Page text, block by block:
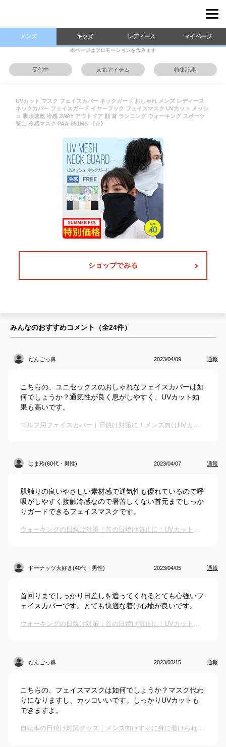
メンズ キッズ レディース マイページ
本ページはプロモーションを含みます
受付中 人気アイテム 特集記事
UVカット マスク フェイスカバー ネックガード おしゃれ メンズ レディース
ネックカバー フェイスガード イヤーフック フェイスマスク UVカット メッシ
ュ 吸水速乾 冷感 2WAY アウトドア 顔 首 ランニング ウォーキング スポーツ
登山 冷感マスク PAA-851MS 《☆》
ショップでみる
みんなのおすすめコメント（全24件）
だんごっ鼻 2023/04/09 通報
こちらの、ユニセックスのおしゃれなフェイスカバーは如
何でしょうか？通気性が良く息がしやすく、UVカット効
果も高いです。
ゴルフ用フェイスカバー｜日焼け対策に！メンズ向けUVカットフェイスマスクでおすすめは？
はま玲(60代・男性) 2023/04/07 通報
肌触りの良いやさしい素材感で通気性も優れているので呼
吸がしやすく接触冷感なので暑苦しくない首元までしっか
りガードできるフェイスマスクです。
ウォーキングの日焼け対策｜首の日焼け防止に！UVカットグッズでおすすめは？
ドーナッツ大好き(40代・男性) 2023/04/05 通報
首回りまでしっかり日差しを遮ってくれるとても心強いフ
ェイスカバーです。とても快適な着け心地が良いです。
ウォーキングの日焼け対策｜首の日焼け防止に！UVカットグッズでおすすめは？
だんごっ鼻 2023/03/15 通報
こちらの、フェイスマスクは如何でしょうか？マスク代わ
りになりますし、カッコいいです。しっかりUVカットも
できますよ。
自転車の日焼け対策グッズ｜メンズ向けすぐに身に着けられるUVカットグッズは？